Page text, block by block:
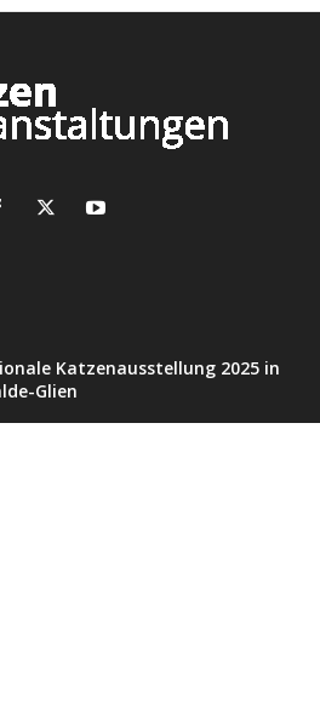
Katzenausstellung 2025 in
Glien